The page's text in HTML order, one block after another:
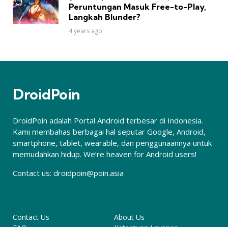
Peruntungan Masuk Free-to-Play,
Langkah Blunder?
4 years ago
DroidPoin
DroidPoin adalah Portal Android terbesar di Indonesia.
Kami membahas berbagai hal seputar Google, Android,
smartphone, tablet, wearable, dan penggunaannya untuk
memudahkan hidup. We’re heaven for Android users!
Contact us: droidpoin@poin.asia
Contact Us
About Us